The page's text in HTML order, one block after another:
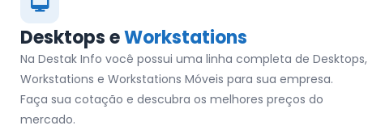
Desktops eWorkstations
Na Destak Info você possui uma linha completa de Desktops,
Workstations e Workstations Móveis para sua empresa.
Faça sua cotação e descubra os melhores preços do
mercado.